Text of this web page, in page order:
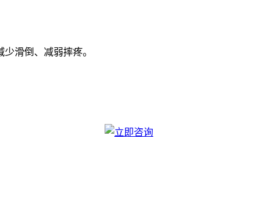
滑倒、减弱摔疼。